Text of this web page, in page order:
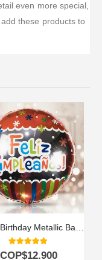
even more special,
these products to
5.00out of 5
COP$12.900